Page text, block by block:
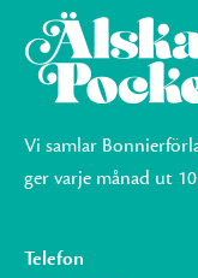
Vi samlar
ger varje månad ut
Telefon